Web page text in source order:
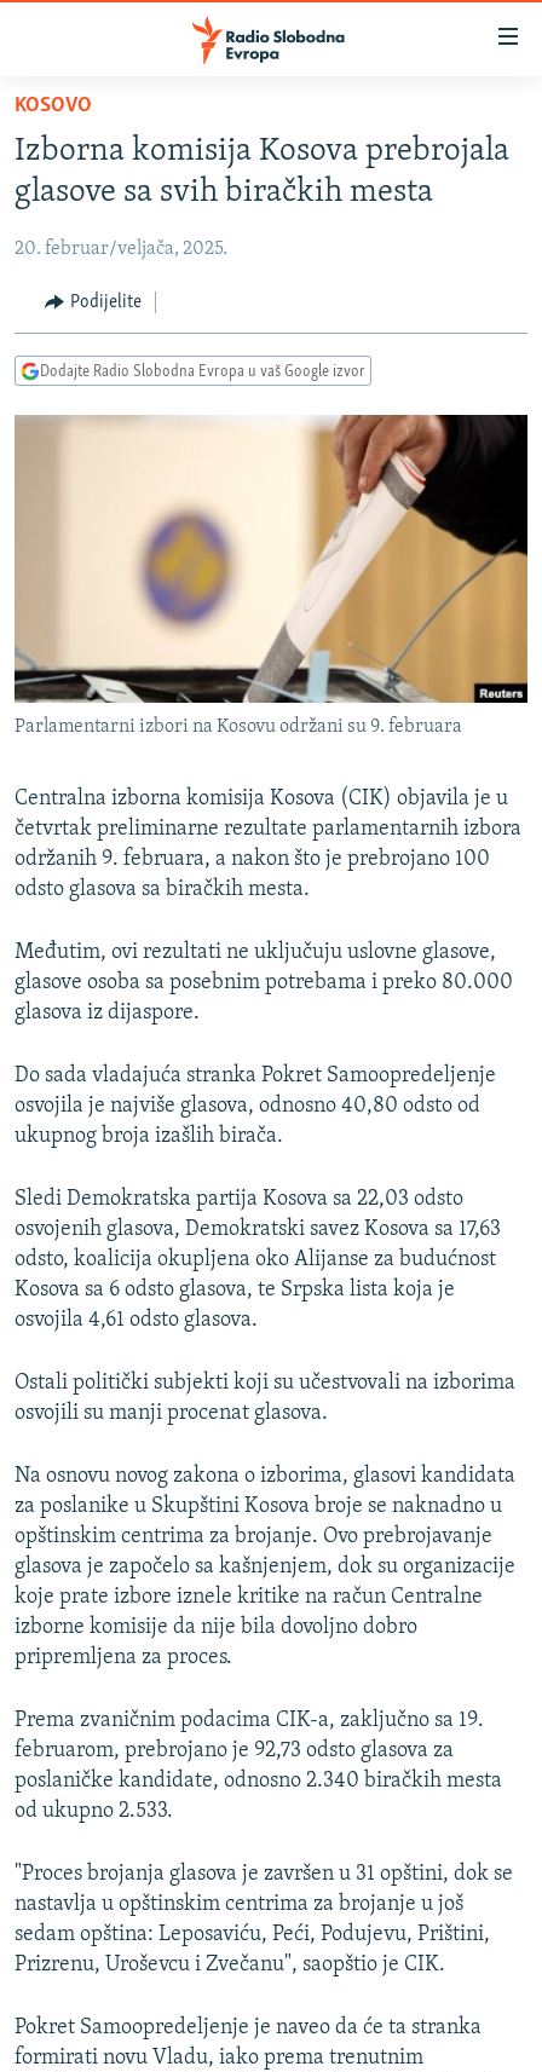
Pređite
glavni
sadržaj
Pređite
na
navigaciju
Pređite
na
VIJESTI
BOSNA I HERCEGOVINA
SRBIJA
KOSOVO
CRNA GORA
VIDEO
PODCASTI
RSE PRIČE IZ SVIJETA
DNEVNO@RSE
SPECIJALI RSE
VIŠE OD NASLOVA
POPLAVE I KLIZIŠTA U BIH 2024.
TV LIBERTY
POST SCRIPTUM
TRI DECENIJE OD RATA U BIH
SVE KARTE DEJTONA
PRATITE NAS
Sve RFE/RL stranice
KOSOVO
Izborna komisija Kosova prebrojala
glasove sa svih biračkih mesta
20. februar/veljača, 2025.
Podijelite
Dodajte Radio Slobodna Evropa u vaš Google izvor
Parlamentarni izbori na Kosovu održani su 9. februara
Centralna izborna komisija Kosova (CIK) objavila je u
četvrtak preliminarne rezultate parlamentarnih izbora
održanih 9. februara, a nakon što je prebrojano 100
odsto glasova sa biračkih mesta.
Međutim, ovi rezultati ne uključuju uslovne glasove,
glasove osoba sa posebnim potrebama i preko 80.000
glasova iz dijaspore.
Do sada vladajuća stranka Pokret Samoopredeljenje
osvojila je najviše glasova, odnosno 40,80 odsto od
ukupnog broja izašlih birača.
Sledi Demokratska partija Kosova sa 22,03 odsto
osvojenih glasova, Demokratski savez Kosova sa 17,63
odsto, koalicija okupljena oko Alijanse za budućnost
Kosova sa 6 odsto glasova, te Srpska lista koja je
osvojila 4,61 odsto glasova.
Ostali politički subjekti koji su učestvovali na izborima
osvojili su manji procenat glasova.
Na osnovu novog zakona o izborima, glasovi kandidata
za poslanike u Skupštini Kosova broje se naknadno u
opštinskim centrima za brojanje. Ovo prebrojavanje
glasova je započelo sa kašnjenjem, dok su organizacije
koje prate izbore iznele kritike na račun Centralne
izborne komisije da nije bila dovoljno dobro
pripremljena za proces.
Prema zvaničnim podacima CIK-a, zaključno sa 19.
februarom, prebrojano je 92,73 odsto glasova za
poslaničke kandidate, odnosno 2.340 biračkih mesta
od ukupno 2.533.
"Proces brojanja glasova je završen u 31 opštini, dok se
nastavlja u opštinskim centrima za brojanje u još
sedam opština: Leposaviću, Peći, Podujevu, Prištini,
Prizrenu, Uroševcu i Zvečanu", saopštio je CIK.
Pokret Samoopredeljenje je naveo da će ta stranka
formirati novu Vladu, iako prema trenutnim